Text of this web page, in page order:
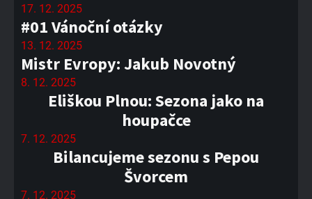
17. 12. 2025
#01 Vánoční otázky
13. 12. 2025
Mistr Evropy: Jakub Novotný
8. 12. 2025
Eliškou Plnou: Sezona jako na
houpačce
7. 12. 2025
Bilancujeme sezonu s Pepou
Švorcem
7. 12. 2025